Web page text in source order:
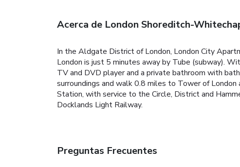
Acerca de London Shoreditch-
In the Aldgate District of London, London City
London is just 5 minutes away by Tube (subway).
TV and DVD player and a private bathroom with
surroundings and walk 0.8 miles to Tower of
Station, with service to the Circle, District and
Docklands Light Railway.
Preguntas Frecuentes